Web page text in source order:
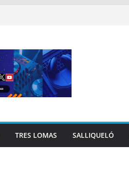
TRES LOMAS SALLIQUELÓ